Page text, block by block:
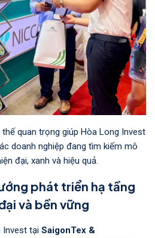
quan trọng giúp Hòa Long Invest
doanh nghiệp đang tìm kiếm mô
đại, xanh và hiệu quả.
phát triển hạ tầng
và bền vững
Invest tại SaigonTex &